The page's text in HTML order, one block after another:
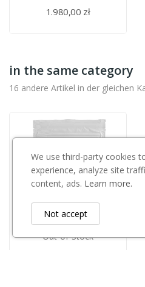
1.980,00 zł
in the same category
16 andere Artikel in der gleichen
Out-of-Stock
We use third-party cookies
experience, analyze site
content, ads. Learn more.
Not accept